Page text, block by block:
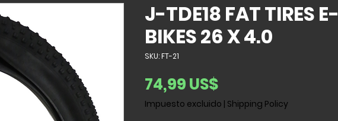
J-TDE18 FAT TIRES E-
BIKES 26 X 4.0
SKU: FT-21
74,99 US$Precio
Impuesto excluido | Shipping Policy